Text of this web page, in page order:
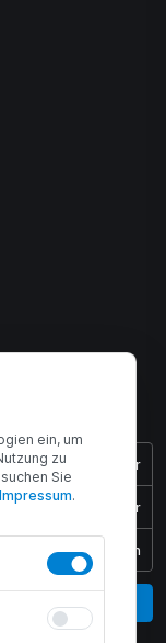
08:00 - 17:00 Uhr
08:00 - 15:45 Uhr
Geschlossen
ein, um
zu
Sie
Impressum.